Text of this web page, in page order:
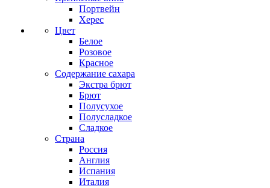
Портвейн
Херес
Цвет
Белое
Розовое
Красное
Содержание сахара
Экстра брют
Брют
Полусухое
Полусладкое
Сладкое
Страна
Россия
Англия
Испания
Италия